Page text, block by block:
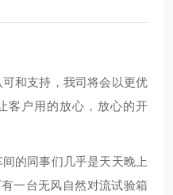
和支持，我司将会以更优
客户用的放心，放心的开
的同事们几乎是天天晚上
一台无风自然对流试验箱